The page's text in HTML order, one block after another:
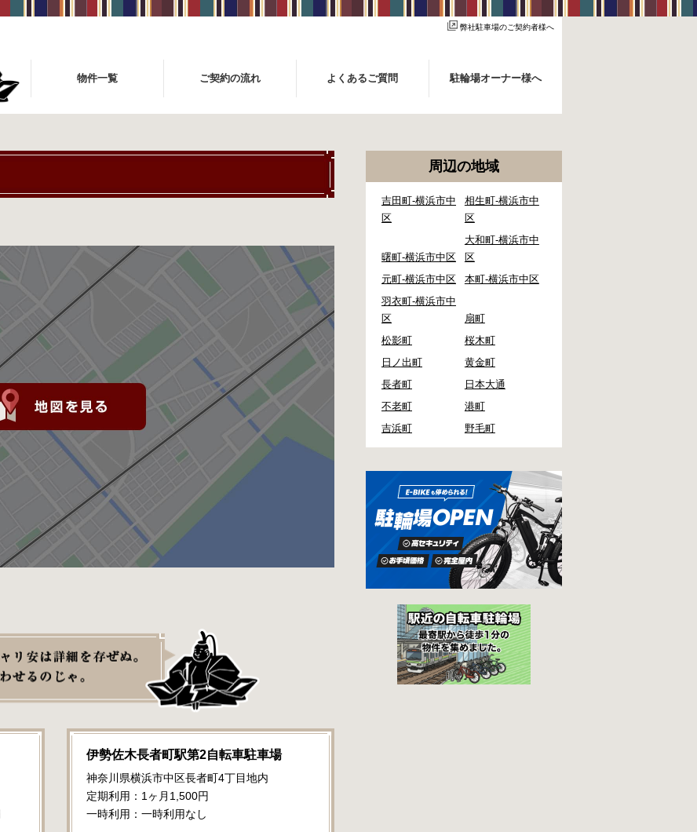
弊社駐車場のご契約者様へ
物件一覧 ご契約の流れ よくあるご質問 駐輪場オーナー様へ
伊勢佐木長者町駅第2自転車駐車場
神奈川県横浜市中区長者町4丁目地内
定期利用：1ヶ月1,500円
一時利用：一時利用なし
周辺の地域
吉田町-横浜市中
区
相生町-横浜市中
区
曙町-横浜市中区
大和町-横浜市中
区
元町-横浜市中区
本町-横浜市中区
羽衣町-横浜市中
区
扇町
松影町
桜木町
日ノ出町
黄金町
長者町
日本大通
不老町
港町
吉浜町
野毛町